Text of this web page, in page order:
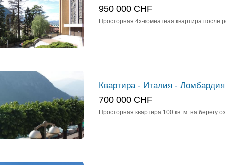
950 000 CHF
Просторная 4х-комнатная квартира после
Квартира - Италия -
700 000 CHF
Просторная квартира 100 кв. м. на берегу